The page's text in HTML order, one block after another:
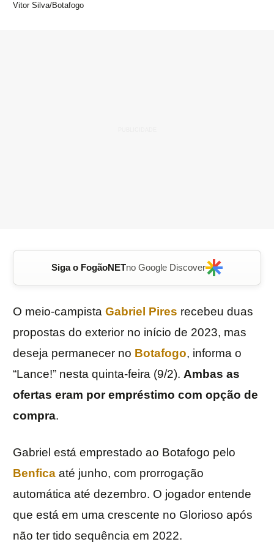
Vitor Silva/Botafogo
Siga o FogãoNETno Google Discover
O meio-campista Gabriel Pires recebeu duas
propostas do exterior no início de 2023, mas
deseja permanecer no Botafogo, informa o
“Lance!” nesta quinta-feira (9/2). Ambas as
ofertas eram por empréstimo com opção de
compra.
Gabriel está emprestado ao Botafogo pelo
Benfica até junho, com prorrogação
automática até dezembro. O jogador entende
que está em uma crescente no Glorioso após
não ter tido sequência em 2022.